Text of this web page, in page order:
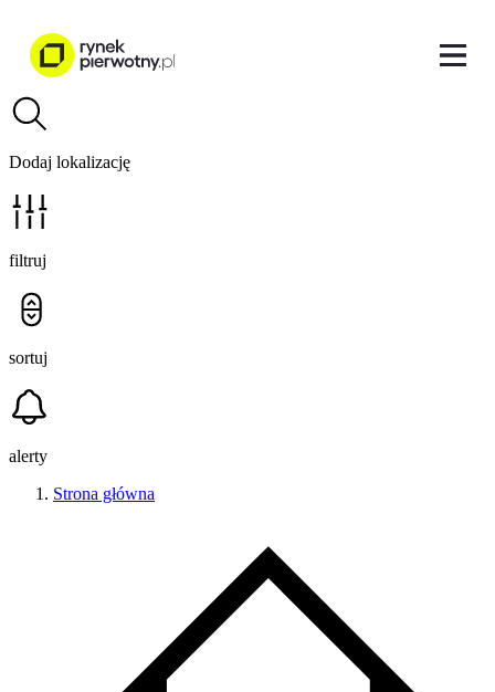
Dodaj lokalizację
filtruj
sortuj
alerty
Strona główna